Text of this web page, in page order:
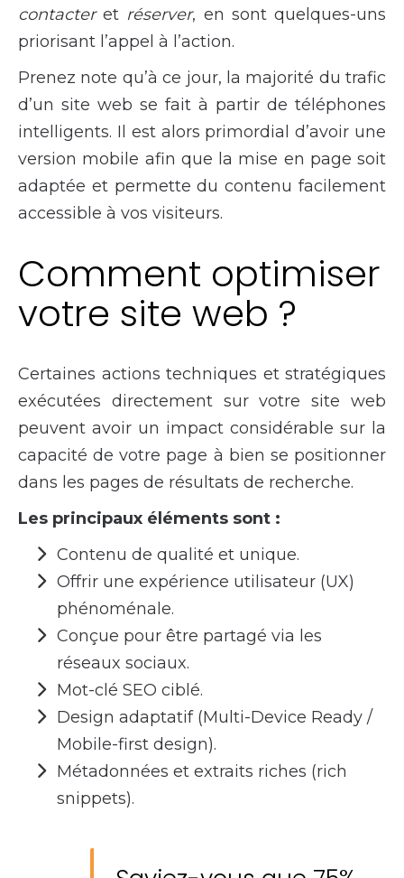
contacteret réserver, en sont quelques-uns
priorisant l’appel à l’action.
Prenez note qu’à ce jour, la majorité du trafic
d’un site web se fait à partir de téléphones
intelligents. Il est alors primordial d’avoir une
version mobile afin que la mise en page soit
adaptée et permette du contenu facilement
accessible à vos visiteurs.
Comment optimiser
votre site web ?
Certaines actions techniques et stratégiques
exécutées directement sur votre site web
peuvent avoir un impact considérable sur la
capacité de votre page à bien se positionner
dans les pages de résultats de recherche.
Les principaux éléments sont :
Contenu de qualité et unique.
Offrir une expérience utilisateur (UX)
phénoménale.
Conçue pour être partagé via les
réseaux sociaux.
Mot-clé SEO ciblé.
Design adaptatif (Multi-Device Ready /
Mobile-first design).
Métadonnées et extraits riches (rich
snippets).